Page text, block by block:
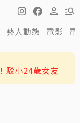
藝人動態 電影